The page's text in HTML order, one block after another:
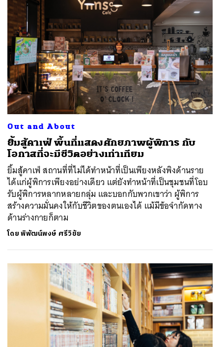
Out and About
ยิ้มสู้คาเฟ่ พื้นที่แสดงศักยภาพผู้พิการ กับ
โอกาสที่จะมีชีวิตอย่างเท่าเทียม
ยิ้มสู้คาเฟ่ สถานที่ที่ไม่ได้ทำหน้าที่เป็นเพียงหลังพิงด้านราย
ได้แก่ผู้พิการเพียงอย่างเดียว แต่ยังทำหน้าที่เป็นชุมชนที่โอบ
รับผู้พิการหลากหลายกลุ่ม และบอกกับพวกเขาว่า ผู้พิการ
สร้างความมั่นคงให้กับชีวิตของตนเองได้ แม้มีข้อจำกัดทาง
ด้านร่างกายก็ตาม
โดยพิพัฒน์พงษ์ ศรีวิชัย